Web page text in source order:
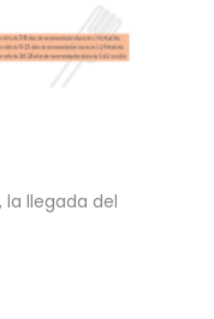
llegada del